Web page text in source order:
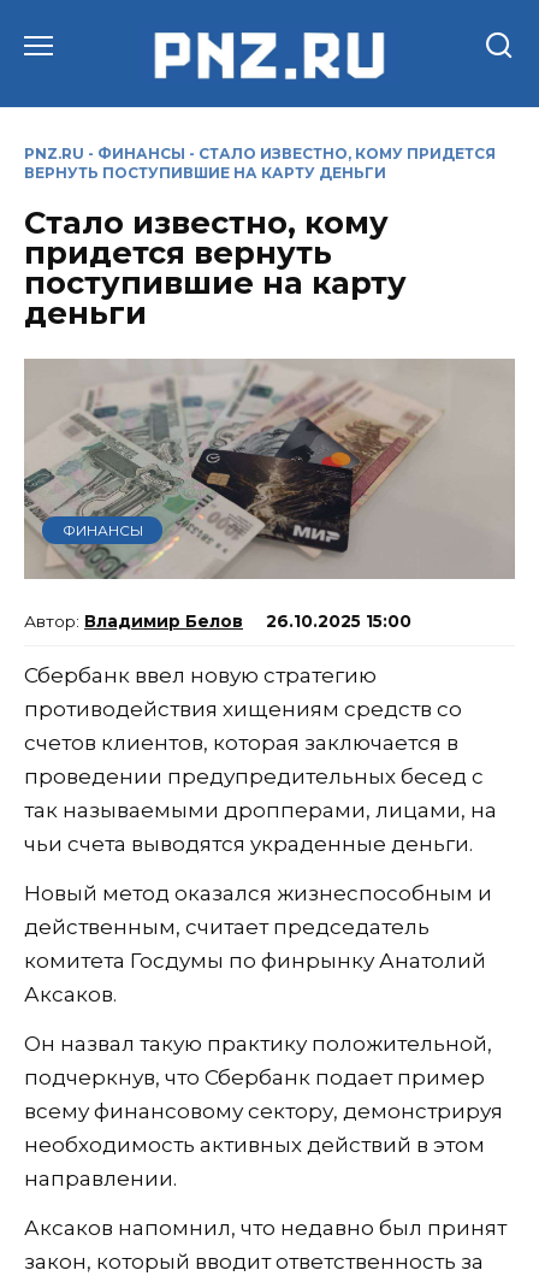
PNZ.RU - ФИНАНСЫ - СТАЛО ИЗВЕСТНО, КОМУ ПРИДЕТСЯ
ВЕРНУТЬ ПОСТУПИВШИЕ НА КАРТУ ДЕНЬГИ
Стало известно, кому
придется вернуть
поступившие на карту
деньги
ФИНАНСЫ
Владимир Белов 26.10.2025 15:00
Сбербанк ввел новую стратегию
противодействия хищениям средств со
счетов клиентов, которая заключается в
проведении предупредительных бесед с
так называемыми дропперами, лицами, на
чьи счета выводятся украденные деньги.
Новый метод оказался жизнеспособным и
действенным, считает председатель
комитета Госдумы по финрынку Анатолий
Аксаков.
Он назвал такую практику положительной,
подчеркнув, что Сбербанк подает пример
всему финансовому сектору, демонстрируя
необходимость активных действий в этом
направлении.
Аксаков напомнил, что недавно был принят
закон, который вводит ответственность за